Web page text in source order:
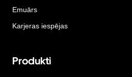
Emuārs
Karjeras iespējas
Produkti